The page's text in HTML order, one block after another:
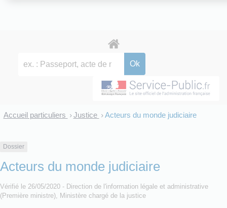
Accueil particuliers > Justice > Acteurs du monde judiciaire
Dossier
Acteurs du monde judiciaire
Vérifié le 26/05/2020 - Direction de l'information légale et administrative
(Première ministre), Ministère chargé de la justice